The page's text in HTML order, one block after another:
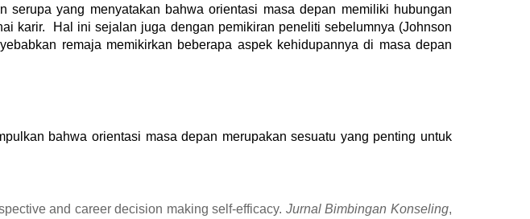
serupa yang menyatakan bahwa orientasi masa depan memiliki hubungan
karir. Hal ini sejalan juga dengan pemikiran peneliti sebelumnya (Johnson
remaja memikirkan beberapa aspek kehidupannya di masa depan
bahwa orientasi masa depan merupakan sesuatu yang penting untuk
and career decision making self-efficacy. Jurnal Bimbingan Konseling,